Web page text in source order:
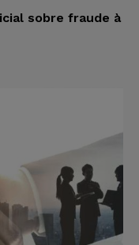
sobre fraude à